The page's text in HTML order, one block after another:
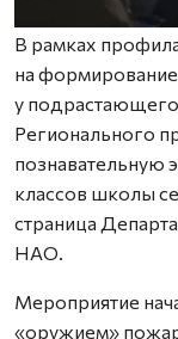
В рамках
на формирование
у
Регионального
познавательную
классов школы
страница
НАО.
Мероприятие
«оружием»